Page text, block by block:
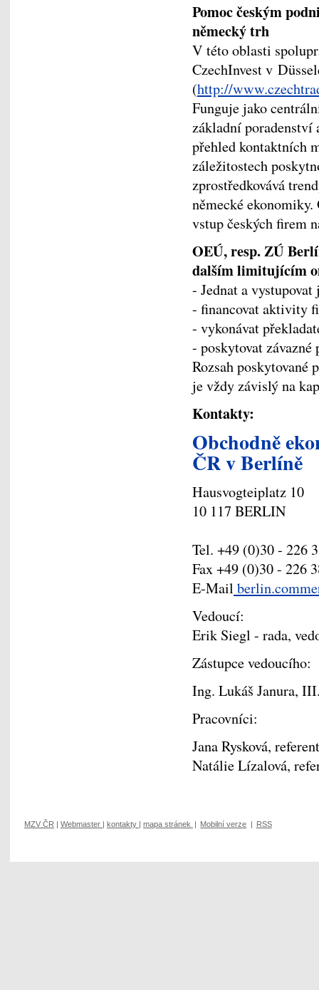
Pomoc českým
německý trh
V této oblasti
CzechInvest v
(http://
Funguje jako
základní
přehled kontaktních
záležitostech
zprostředkovává
německé
vstup českých firem
OEÚ, resp. ZÚ
dalším limitujícím
- Jednat a
- financovat aktivity
- vykonávat
- poskytovat
Rozsah
je vždy závislý na
Kontakty:
Obchodně
ČR v Berlíně
Hausvogteiplatz 10
10 117 BERLIN
Tel. +49 (0)30 - 226
Fax +49 (0)30 - 226
E-Mail
Vedoucí:
Erik Siegl - rada,
Zástupce vedoucího:
Ing. Lukáš Janura,
Pracovníci:
Jana Rysková,
Natálie Lízalová,
MZV ČR Webmaster kontakty mapa stránek Mobilní verze RSS